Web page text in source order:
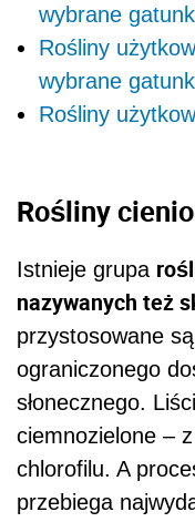
wybrane
Rośliny
wybrane
Rośliny
Rośliny
Istnieje grupa
nazywanych też
przystosowane
ograniczonego
słonecznego.
ciemnozielone –
chlorofilu. A
przebiega